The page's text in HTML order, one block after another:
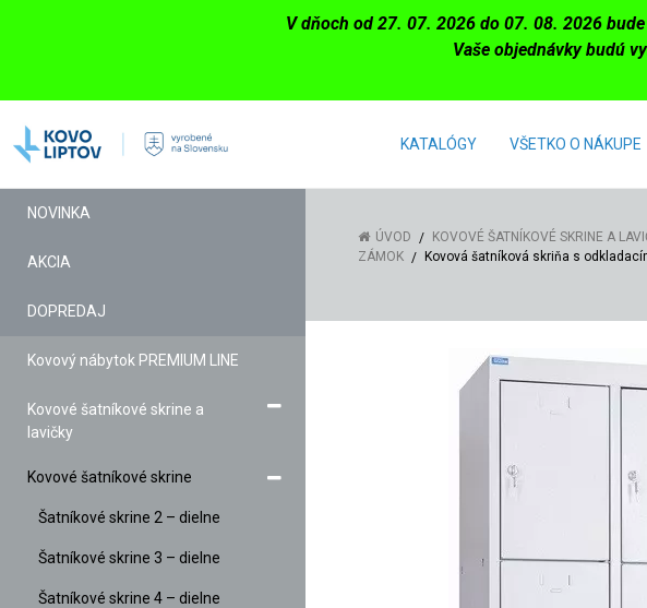
V dňoch od 27. 07. 2026 do 07. 08. 2026
Vaše objednávky budú
KATALÓGY VŠETKO O NÁKUPE
NOVINKA
AKCIA
DOPREDAJ
Kovový nábytok PREMIUM LINE
Kovové šatníkové skrine a
lavičky
Kovové šatníkové skrine
Šatníkové skrine 2 – dielne
Šatníkové skrine 3 – dielne
Šatníkové skrine 4 – dielne
ÚVOD KOVOVÉ ŠATNÍKOVÉ SKRINE A
ZÁMOK
Kovová šatníková skriňa s